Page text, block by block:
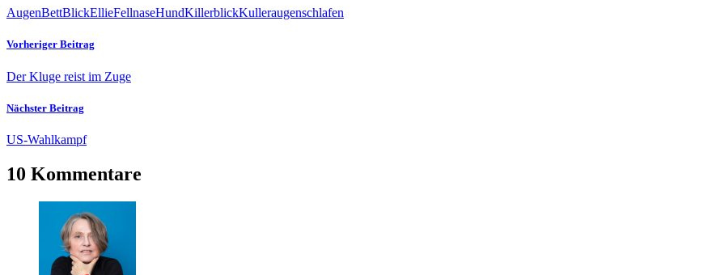
AugenBettBlickEllieFellnaseHundKillerblickKulleraugenschlafen
Vorheriger Beitrag
Der Kluge reist im Zuge
Nächster Beitrag
US-Wahlkampf
10 Kommentare